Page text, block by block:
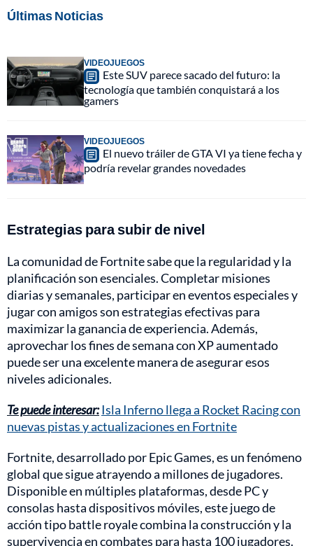
Últimas Noticias
VIDEOJUEGOS
Este SUV parece sacado del futuro: la
tecnología que también conquistará a los
gamers
VIDEOJUEGOS
El nuevo tráiler de GTA VI ya tiene fecha y
podría revelar grandes novedades
Estrategias para subir de nivel
La comunidad de Fortnite sabe que la regularidad y la
planificación son esenciales. Completar misiones
diarias y semanales, participar en eventos especiales y
jugar con amigos son estrategias efectivas para
maximizar la ganancia de experiencia. Además,
aprovechar los fines de semana con XP aumentado
puede ser una excelente manera de asegurar esos
niveles adicionales.
Te puede interesar:Isla Inferno llega a Rocket Racing con
nuevas pistas y actualizaciones en Fortnite
Fortnite, desarrollado por Epic Games, es un fenómeno
global que sigue atrayendo a millones de jugadores.
Disponible en múltiples plataformas, desde PC y
consolas hasta dispositivos móviles, este juego de
acción tipo battle royale combina la construcción y la
supervivencia en combates para hasta 100 jugadores.